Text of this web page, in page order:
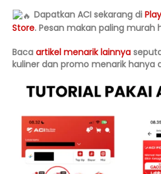
Dapatkan ACI sekarang di
Store. Pesan makan paling murah
Baca artikel menarik lainnya
kuliner dan promo menarik hanya